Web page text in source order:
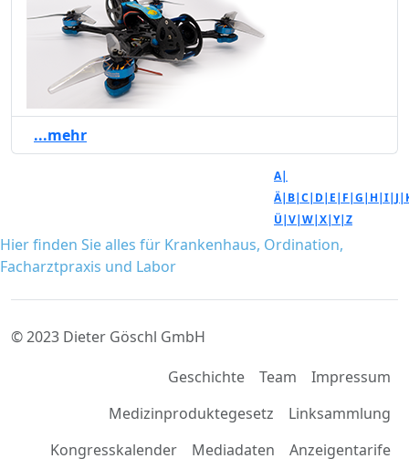
...mehr
A|
Ä| B|C| D| E| F|G| H|I| J|
Ü|V|W|X|Y|Z
Hier finden Sie alles für Krankenhaus, Ordination,
Facharztpraxis und Labor
© 2023 Dieter Göschl GmbH
Geschichte
Team
Impressum
Medizinproduktegesetz
Linksammlung
Kongresskalender
Mediadaten Anzeigentarife